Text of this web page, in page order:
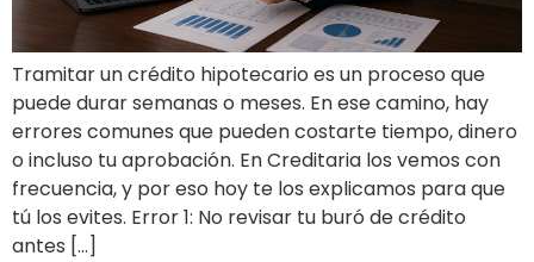
Tramitar un crédito hipotecario es un proceso que
puede durar semanas o meses. En ese camino, hay
errores comunes que pueden costarte tiempo, dinero
o incluso tu aprobación. En Creditaria los vemos con
frecuencia, y por eso hoy te los explicamos para que
tú los evites. Error 1: No revisar tu buró de crédito
antes […]